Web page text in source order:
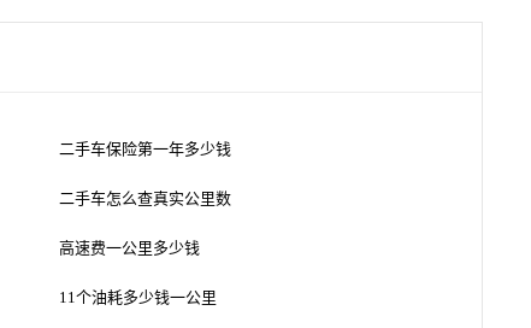
二手车保险第一年多少钱
二手车怎么查真实公里数
高速费一公里多少钱
11个油耗多少钱一公里